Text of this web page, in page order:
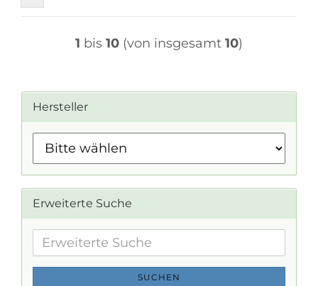
1 bis 10 (von insgesamt 10)
Hersteller
Erweiterte Suche
Erweiterte
Suche
SUCHEN